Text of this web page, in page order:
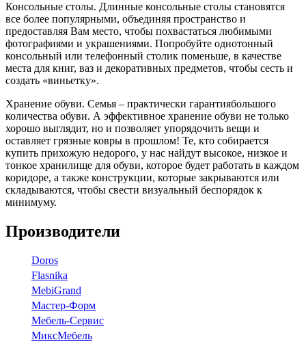
Консольные столы. Длинные консольные столы становятся
все более популярными, объединяя пространство и
предоставляя Вам место, чтобы похвастаться любимыми
фотографиями и украшениями. Попробуйте однотонный
консольный или телефонный столик поменьше, в качестве
места для книг, ваз и декоративных предметов, чтобы сесть и
создать «виньетку».
Хранение обуви. Семья – практически гарантиябольшого
количества обуви. А эффективное хранение обуви не только
хорошо выглядит, но и позволяет упорядочить вещи и
оставляет грязные ковры в прошлом! Те, кто собирается
купить прихожую недорого, у нас найдут высокое, низкое и
тонкое хранилище для обуви, которое будет работать в каждом
коридоре, а также конструкции, которые закрываются или
складываются, чтобы свести визуальный беспорядок к
минимуму.
Производители
Doros
Flasnika
МebiGrand
Мастер-Форм
Мебель-Сервис
МиксМебель